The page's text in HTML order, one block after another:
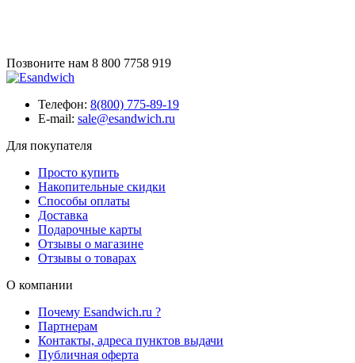
Позвоните нам 8 800 7758 919
Телефон: 8(800) 775-89-19
E-mail: sale@esandwich.ru
Для покупателя
Просто купить
Накопительные скидки
Способы оплаты
Доставка
Подарочные карты
Отзывы о магазине
Отзывы о товарах
О компании
Почему Esandwich.ru ?
Партнерам
Контакты, адреса пунктов выдачи
Публичная оферта